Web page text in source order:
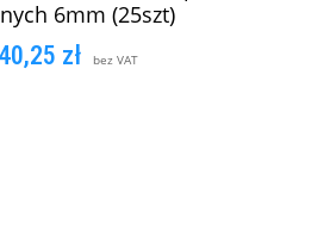
6mm (25szt)
40,25 zł bez VAT